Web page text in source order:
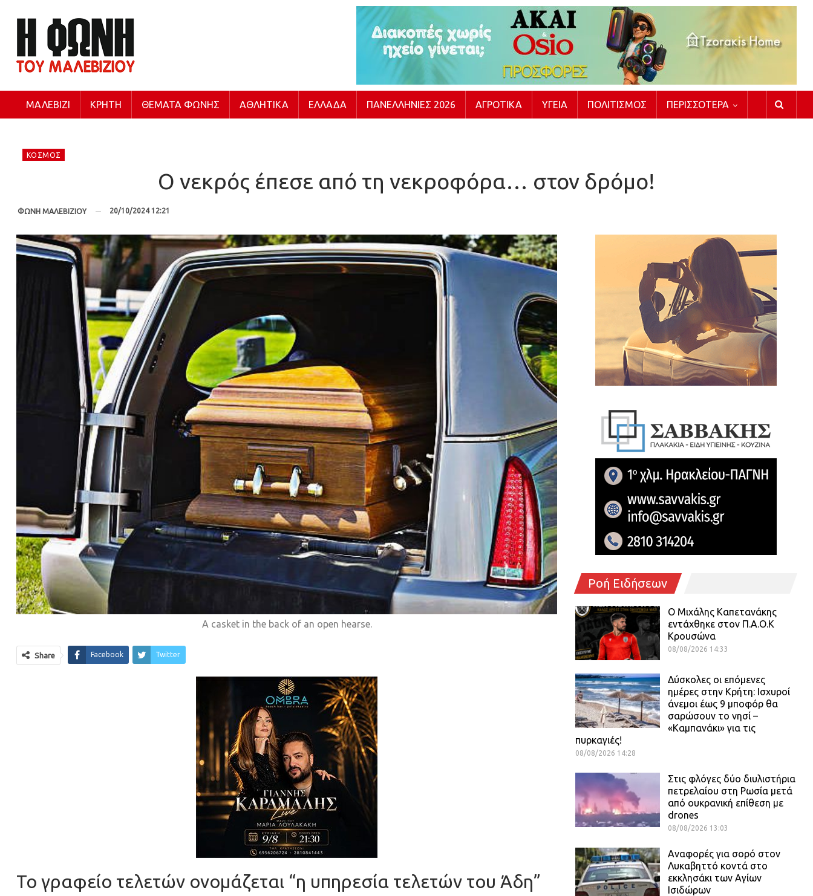
ΜΑΛΕΒΊΖΙ ΚΡΉΤΗ ΘΈΜΑΤΑ ΦΩΝΉΣ ΑΘΛΗΤΙΚΆ ΕΛΛΆΔΑ ΠΑΝΕΛΛΉΝΙΕΣ 2026 ΑΓΡΟΤΙΚΆ ΥΓΕΊΑ ΠΟΛΙΤΙΣΜΌΣ ΠΕΡΙΣΣΌΤΕΡΑ
ΚΌΣΜΟΣ
Ο νεκρός έπεσε από τη νεκροφόρα… στον δρόμο!
ΦΩΝΗ ΜΑΛΕΒΙΖΙΟΥ 20/10/2024 12:21
A casket in the back of an open hearse.
Share Facebook Twitter
Το γραφείο τελετών ονομάζεται “η υπηρεσία τελετών του Άδη”
Ροή Ειδήσεων
O Mιχάλης Καπετανάκης
εντάχθηκε στον Π.Α.Ο.Κ
Κρουσώνα
08/08/2026 14:33
Δύσκολες οι επόμενες
ημέρες στην Κρήτη: Ισχυροί
άνεμοι έως 9 μποφόρ θα
σαρώσουν το νησί –
«Καμπανάκι» για τις
πυρκαγιές!
08/08/2026 14:28
Στις φλόγες δύο διυλιστήρια
πετρελαίου στη Ρωσία μετά
από ουκρανική επίθεση με
drones
08/08/2026 13:03
Αναφορές για σορό στον
Λυκαβηττό κοντά στο
εκκλησάκι των Αγίων
Ισιδώρων